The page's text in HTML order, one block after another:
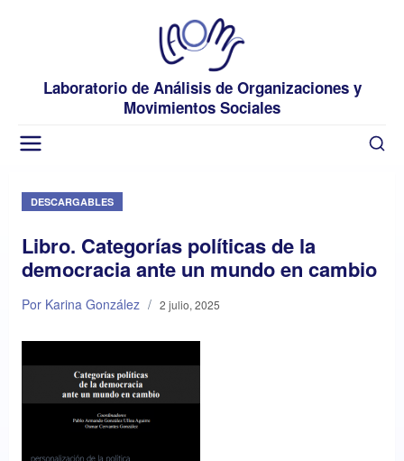
Laboratorio de Análisis de Organizaciones y
Movimientos Sociales
DESCARGABLES
Libro. Categorías políticas de la
democracia ante un mundo en cambio
Por Karina González / 2 julio, 2025